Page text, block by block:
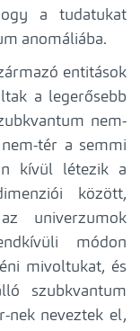
a tudatukat
anomáliába.
entitások
a legerősebb
nem-
tér a semmi
kívül létezik a
között,
univerzumok
módon
mivoltukat, és
szubkvantum
nek neveztek el,